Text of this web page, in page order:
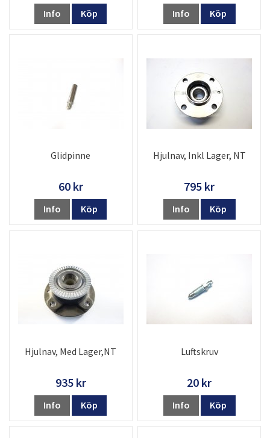
Info Köp Info Köp
Glidpinne
60 kr
Info Köp
Hjulnav, Inkl Lager, NT
795 kr
Info Köp
Hjulnav, Med Lager,NT
935 kr
Info Köp
Luftskruv
20 kr
Info Köp